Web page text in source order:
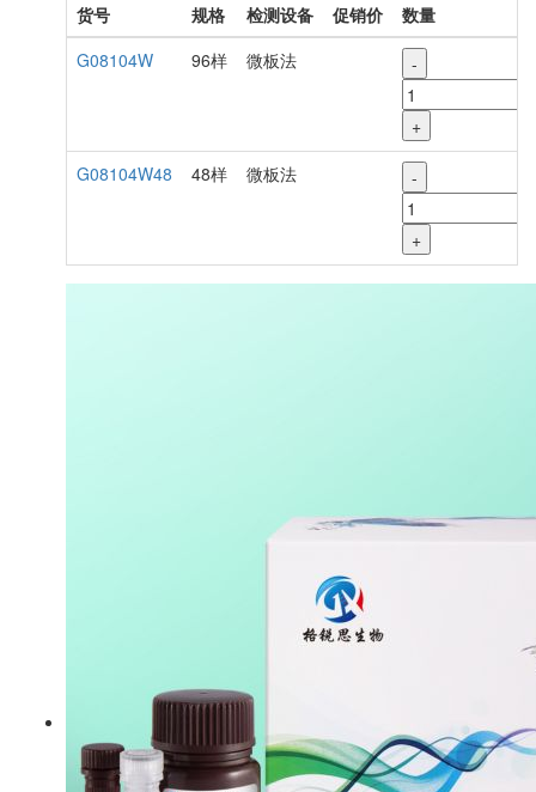
货号
规格 检测设备 促销价
数量
G08104W
96样 微板法 -
+
G08104W48
48样 微板法 -
+